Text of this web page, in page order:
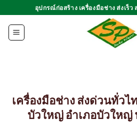
ไป
เนื้อหา
อุปกรณ์ก่อสร้าง เครื่องมือช่าง ส่งเร็ว
เครื่องมือช่าง ส่งด่วนทั่ว
บัวใหญ่ อำเภอบัวใหญ่